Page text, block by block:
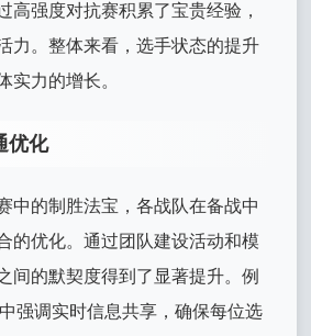
高强度对抗赛积累了宝贵经验，
力。整体来看，选手状态的提升
实力的增长。
优化
中的制胜法宝，各战队在备战中
的优化。通过团队建设活动和模
间的默契度得到了显著提升。例
强调实时信息共享，确保每位选